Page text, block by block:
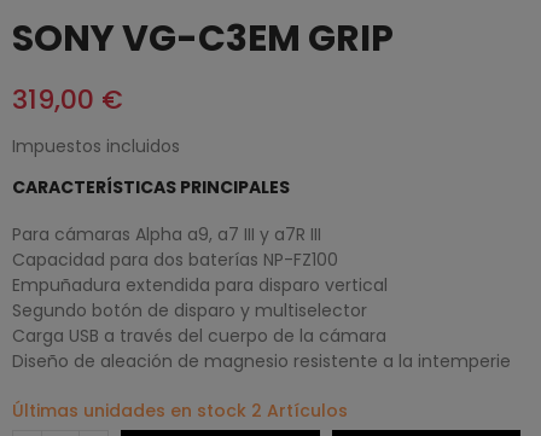
SONY VG-C3EM GRIP
319,00 €
Impuestos incluidos
CARACTERÍSTICAS PRINCIPALES
Para cámaras Alpha a9, a7 III y a7R III
Capacidad para dos baterías NP-FZ100
Empuñadura extendida para disparo vertical
Segundo botón de disparo y multiselector
Carga USB a través del cuerpo de la cámara
Diseño de aleación de magnesio resistente a la intemperie
Últimas unidades en stock 2 Artículos